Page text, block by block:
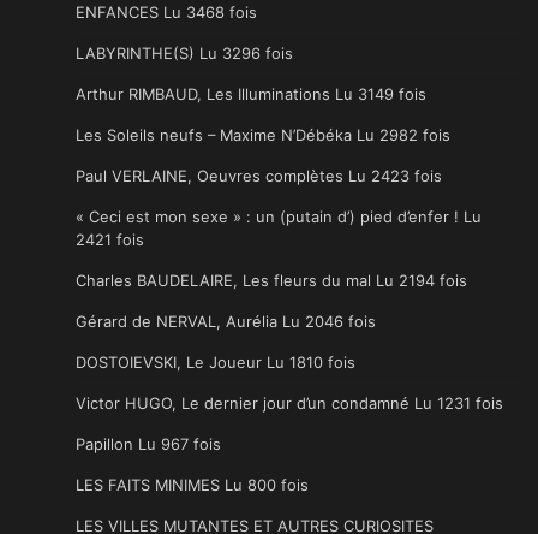
ENFANCES Lu 3468 fois
LABYRINTHE(S) Lu 3296 fois
Arthur RIMBAUD, Les Illuminations Lu 3149 fois
Les Soleils neufs – Maxime N’Débéka Lu 2982 fois
Paul VERLAINE, Oeuvres complètes Lu 2423 fois
« Ceci est mon sexe » : un (putain d’) pied d’enfer ! Lu
2421 fois
Charles BAUDELAIRE, Les fleurs du mal Lu 2194 fois
Gérard de NERVAL, Aurélia Lu 2046 fois
DOSTOIEVSKI, Le Joueur Lu 1810 fois
Victor HUGO, Le dernier jour d’un condamné Lu 1231 fois
Papillon Lu 967 fois
LES FAITS MINIMES Lu 800 fois
LES VILLES MUTANTES ET AUTRES CURIOSITES